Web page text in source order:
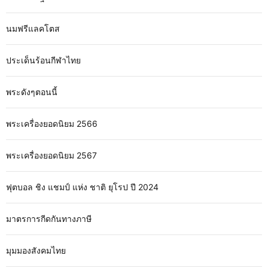
นมฟรีแลคโตส
ประเด็นร้อนกีฬาไทย
พระดังๆตอนนี้
พระเครื่องยอดนิยม 2566
พระเครื่องยอดนิยม 2567
ฟุตบอล ชิง แชมป์ แห่ง ชาติ ยุโรป ปี 2024
มาตรการกีดกันทางภาษี
มุมมองสังคมไทย